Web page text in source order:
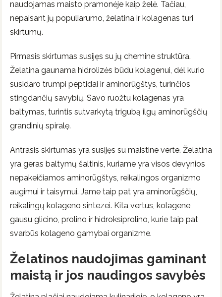
naudojamas maisto pramonėje kaip želė. Tačiau,
nepaisant jų populiarumo, želatina ir kolagenas turi
skirtumų.
Pirmasis skirtumas susijęs su jų chemine struktūra.
Želatina gaunama hidrolizės būdu kolagenui, dėl kurio
susidaro trumpi peptidai ir aminorūgštys, turinčios
stingdančių savybių. Savo ruožtu kolagenas yra
baltymas, turintis sutvarkytą trigubą ilgų aminorūgščių
grandinių spiralę.
Antrasis skirtumas yra susijęs su maistine verte. Želatina
yra geras baltymų šaltinis, kuriame yra visos devynios
nepakeičiamos aminorūgštys, reikalingos organizmo
augimui ir taisymui. Jame taip pat yra aminorūgščių,
reikalingų kolageno sintezei. Kita vertus, kolagene
gausu glicino, prolino ir hidroksiprolino, kurie taip pat
svarbūs kolageno gamybai organizme.
Želatinos naudojimas gaminant
maistą ir jos naudingos savybės